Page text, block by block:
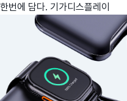
한번에 담다. 기가디스플레이